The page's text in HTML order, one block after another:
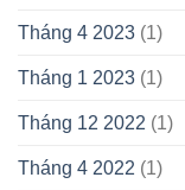
Tháng 4 2023 (1)
Tháng 1 2023 (1)
Tháng 12 2022 (1)
Tháng 4 2022 (1)